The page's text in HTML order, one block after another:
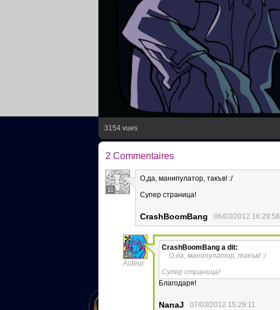
3154 vues
2 Commentaires
11
О,да, манипулатор, такъв! :/
Супер страница!
CrashBoomBang 06/03/2012 16:29:56
16
Auteur
CrashBoomBang a dit:
О,да, манипулатор, такъв! :/
Супер страница!
Благодаря!
NanaJ 07/03/2012 15:29:11